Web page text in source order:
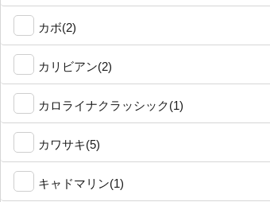
カボ(2)
カリビアン(2)
カロライナクラッシック(1)
カワサキ(5)
キャドマリン(1)